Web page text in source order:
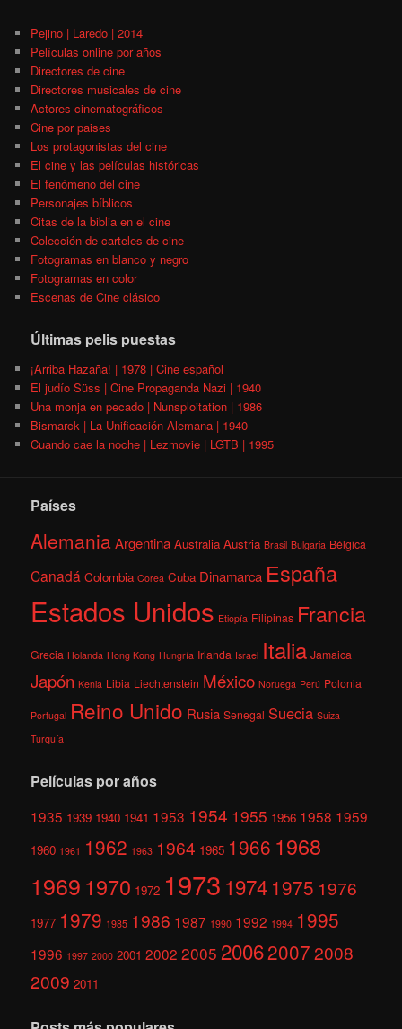
Pejino | Laredo | 2014
Películas online por años
Directores de cine
Directores musicales de cine
Actores cinematográficos
Cine por paises
Los protagonistas del cine
El cine y las películas históricas
El fenómeno del cine
Personajes bíblicos
Citas de la biblia en el cine
Colección de carteles de cine
Fotogramas en blanco y negro
Fotogramas en color
Escenas de Cine clásico
Últimas pelis puestas
¡Arriba Hazaña! | 1978 | Cine español
El judío Süss | Cine Propaganda Nazi | 1940
Una monja en pecado | Nunsploitation | 1986
Bismarck | La Unificación Alemana | 1940
Cuando cae la noche | Lezmovie | LGTB | 1995
Países
AlemaniaArgentina Australia Austria Brasil Bulgaria Bélgica
Canadá Colombia Corea Cuba Dinamarca España
Estados Unidos Etiopía Filipinas Francia
Grecia Holanda Hong Kong Hungría Irlanda Israel Italia Jamaica
Japón Kenia Libia Liechtenstein México Noruega Perú Polonia
Portugal Reino Unido Rusia Senegal Suecia Suiza
Turquía
Películas por años
1935 1939 1940 1941 1953 1954 1955 1956 1958 1959
1960 1961 1962 1963 1964 1965 1966 1968
1969 1970 1972 1973 1974 1975 1976
1977 1979 1985 1986 1987 1990 1992 1994 1995
1996 1997 2000 2001 2002 2005 200620072008
2009 2011